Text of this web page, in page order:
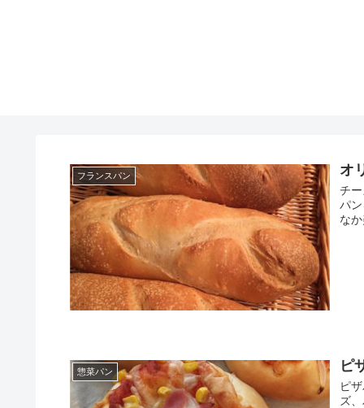
フランスパン オ
チ
パ
な
惣菜パン ピ
ピ
ズ